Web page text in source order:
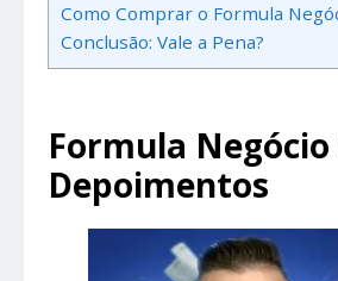
Como Comprar o Formula
Conclusão: Vale a Pena?
Formula
Depoimentos